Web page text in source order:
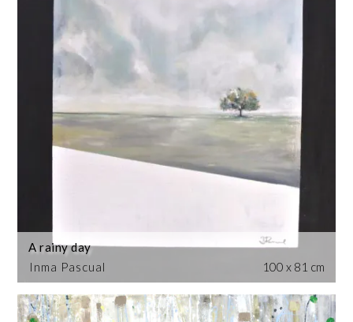
Inma Pascual
A rainy day
100 x 81 cm